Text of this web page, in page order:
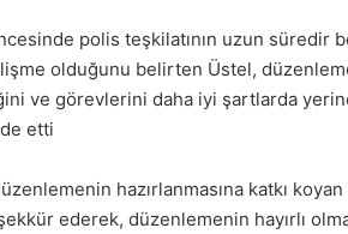
polis teşkilatının uzun süredir
olduğunu belirten Üstel,
ve görevlerini daha iyi şartlarda
etti
hazırlanmasına katkı
ederek, düzenlemenin hayırlı
Pazartesi 2025, Gıynık
manşetleri